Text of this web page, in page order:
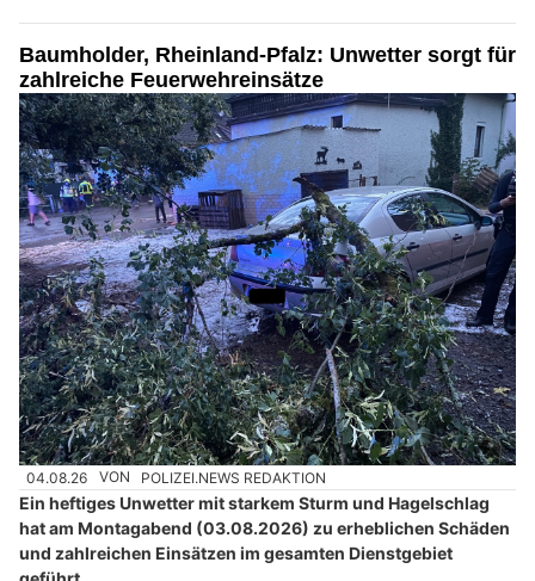
Baumholder, Rheinland-Pfalz: Unwetter sorgt für
zahlreiche Feuerwehreinsätze
04.08.26 VON POLIZEI.NEWS REDAKTION
Ein heftiges Unwetter mit starkem Sturm und Hagelschlag
hat am Montagabend (03.08.2026) zu erheblichen Schäden
und zahlreichen Einsätzen im gesamten Dienstgebiet